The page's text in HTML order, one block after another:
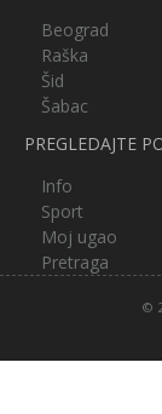
Beograd
Raška
Šid
Šabac
PREGLEDAJTE
Info
Sport
Moj ugao
Pretraga
©